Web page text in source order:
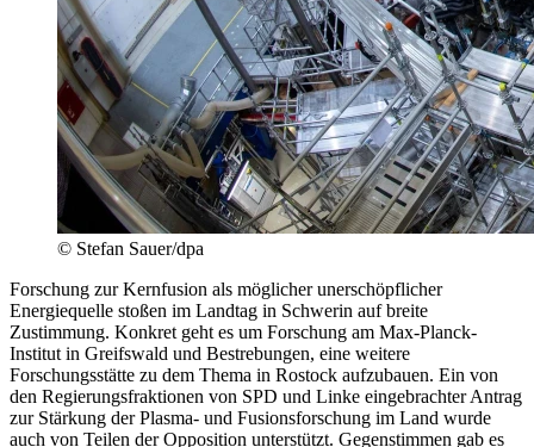
© Stefan Sauer/dpa
Forschung zur Kernfusion als möglicher unerschöpflicher
Energiequelle stoßen im Landtag in Schwerin auf breite
Zustimmung. Konkret geht es um Forschung am Max-Planck-
Institut in Greifswald und Bestrebungen, eine weitere
Forschungsstätte zu dem Thema in Rostock aufzubauen. Ein von
den Regierungsfraktionen von SPD und Linke eingebrachter Antrag
zur Stärkung der Plasma- und Fusionsforschung im Land wurde
auch von Teilen der Opposition unterstützt. Gegenstimmen gab es